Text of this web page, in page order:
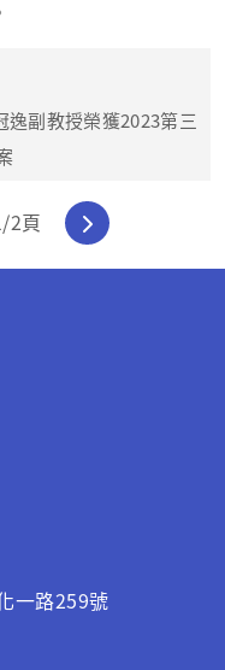
副教授榮獲2023第三
/2頁
路259號